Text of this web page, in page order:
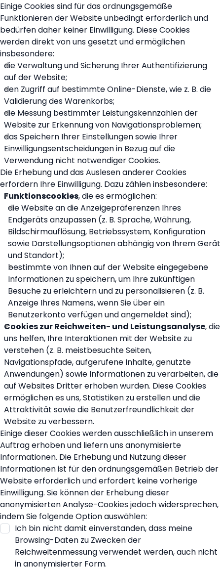
Einige Cookies sind für das ordnungsgemäße
Funktionieren der Website unbedingt erforderlich und
bedürfen daher keiner Einwilligung. Diese Cookies
werden direkt von uns gesetzt und ermöglichen
insbesondere:
die Verwaltung und Sicherung Ihrer Authentifizierung
auf der Website;
den Zugriff auf bestimmte Online-Dienste, wie z. B. die
Validierung des Warenkorbs;
die Messung bestimmter Leistungskennzahlen der
Website zur Erkennung von Navigationsproblemen;
das Speichern Ihrer Einstellungen sowie Ihrer
Einwilligungsentscheidungen in Bezug auf die
Verwendung nicht notwendiger Cookies.
Die Erhebung und das Auslesen anderer Cookies
erfordern Ihre Einwilligung. Dazu zählen insbesondere:
Funktionscookies, die es ermöglichen:
die Website an die Anzeigepräferenzen Ihres
Endgeräts anzupassen (z. B. Sprache, Währung,
Bildschirmauflösung, Betriebssystem, Konfiguration
sowie Darstellungsoptionen abhängig von Ihrem Gerät
und Standort);
bestimmte von Ihnen auf der Website eingegebene
Informationen zu speichern, um Ihre zukünftigen
Besuche zu erleichtern und zu personalisieren (z. B.
Anzeige Ihres Namens, wenn Sie über ein
Benutzerkonto verfügen und angemeldet sind);
Cookies zur Reichweiten- und Leistungsanalyse, die
uns helfen, Ihre Interaktionen mit der Website zu
verstehen (z. B. meistbesuchte Seiten,
Navigationspfade, aufgerufene Inhalte, genutzte
Anwendungen) sowie Informationen zu verarbeiten, die
auf Websites Dritter erhoben wurden. Diese Cookies
ermöglichen es uns, Statistiken zu erstellen und die
Attraktivität sowie die Benutzerfreundlichkeit der
Website zu verbessern.
Einige dieser Cookies werden ausschließlich in unserem
Auftrag erhoben und liefern uns anonymisierte
Informationen. Die Erhebung und Nutzung dieser
Informationen ist für den ordnungsgemäßen Betrieb der
Website erforderlich und erfordert keine vorherige
Einwilligung. Sie können der Erhebung dieser
anonymisierten Analyse-Cookies jedoch widersprechen,
indem Sie folgende Option auswählen:
Ich bin nicht damit einverstanden, dass meine
Browsing-Daten zu Zwecken der
Reichweitenmessung verwendet werden, auch nicht
in anonymisierter Form.